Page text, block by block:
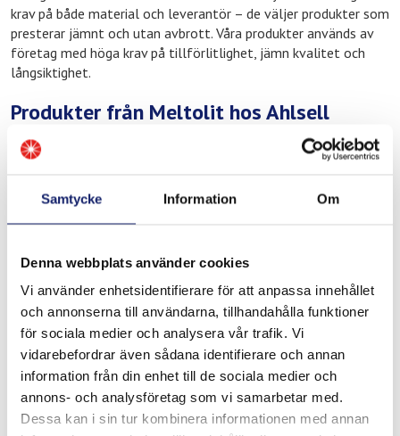
Samtycke Information Om
Denna webbplats använder cookies
Vi använder enhetsidentifierare för att anpassa innehållet
och annonserna till användarna, tillhandahålla funktioner
för sociala medier och analysera vår trafik. Vi
vidarebefordrar även sådana identifierare och annan
information från din enhet till de sociala medier och
annons- och analysföretag som vi samarbetar med.
Dessa kan i sin tur kombinera informationen med annan
krav på både material och leverantör – de väljer produkter som
presterar jämnt och utan avbrott. Våra produkter används av
företag med höga krav på tillförlitlighet, jämn kvalitet och
långsiktighet.
Produkter från Meltolit hos Ahlsell
Hos Ahlsell i Stockholm Täby hittar du produkter från Meltolit
anpassade för yrkesmässig användning, bland annat inom:
Lödmaterial för VVS och värmesystem
Tillsatsmaterial för svetsning
Produkter för reparation, underhåll och
drift
Produkterna används ofta inom värmesysteminstallation,
fastighetsunderhåll och serviceuppdrag där jämn
materialkvalitet och tillförlitlighet är avgörande, exempelvis i
villor, bostadsrättsföreningar och kommersiella fastigheter i
norra Stockholm. Behöver du teknisk rådgivning? Behöver du